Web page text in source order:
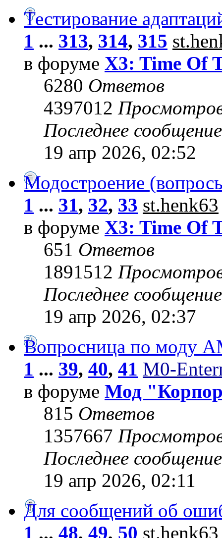
Тестирование
1 ... 313, 314, 315
в форуме X3: Time Of
6280 Ответов
4397012
Последнее
19 апр 2026, 02:52
Модостроение
1 ... 31, 32, 33 st.henk63
в форуме X3: Time Of
651 Ответов
1891512
Последнее
19 апр 2026, 02:37
Вопросница по моду
1 ... 39, 40, 41 M0-
в форуме Мод
815 Ответов
1357667
Последнее
19 апр 2026, 02:11
Для сообщений об
1 ... 48, 49, 50 st.henk63